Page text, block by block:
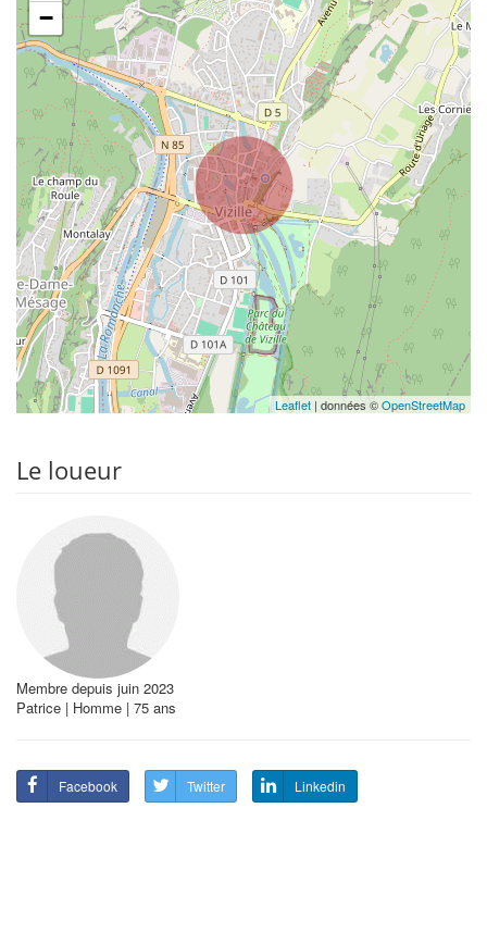
−
Leaflet | données ©OpenStreetMap
Le loueur
Membre depuis juin 2023
Patrice | Homme | 75 ans
Facebook Twitter Linkedin